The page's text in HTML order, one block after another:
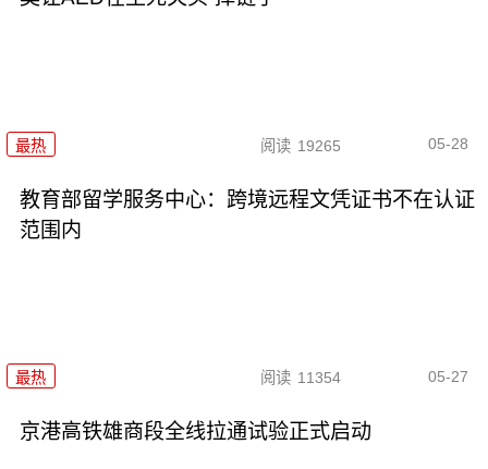
最热 阅读 19265 05-28
教育部留学服务中心：跨境远程文凭证书不在认证
范围内
最热 阅读 11354 05-27
京港高铁雄商段全线拉通试验正式启动